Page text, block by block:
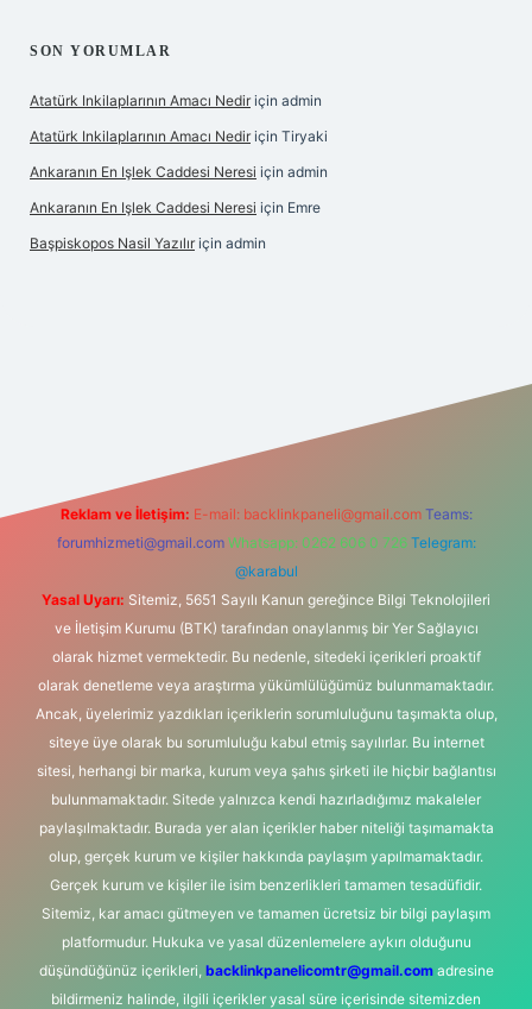
SON YORUMLAR
Atatürk Inkilaplarının Amacı Nedir için admin
Atatürk Inkilaplarının Amacı Nedir için Tiryaki
Ankaranın En Işlek Caddesi Neresi için admin
Ankaranın En Işlek Caddesi Neresi için Emre
Başpiskopos Nasil Yazılır için admin
Reklam ve İletişim: E-mail: backlinkpaneli@gmail.com Teams:
forumhizmeti@gmail.com Whatsapp: 0262 606 0 726 Telegram:
@karabul
Yasal Uyarı: Sitemiz, 5651 Sayılı Kanun gereğince Bilgi Teknolojileri
ve İletişim Kurumu (BTK) tarafından onaylanmış bir Yer Sağlayıcı
olarak hizmet vermektedir. Bu nedenle, sitedeki içerikleri proaktif
olarak denetleme veya araştırma yükümlülüğümüz bulunmamaktadır.
Ancak, üyelerimiz yazdıkları içeriklerin sorumluluğunu taşımakta olup,
siteye üye olarak bu sorumluluğu kabul etmiş sayılırlar. Bu internet
sitesi, herhangi bir marka, kurum veya şahıs şirketi ile hiçbir bağlantısı
bulunmamaktadır. Sitede yalnızca kendi hazırladığımız makaleler
paylaşılmaktadır. Burada yer alan içerikler haber niteliği taşımamakta
olup, gerçek kurum ve kişiler hakkında paylaşım yapılmamaktadır.
Gerçek kurum ve kişiler ile isim benzerlikleri tamamen tesadüfidir.
Sitemiz, kar amacı gütmeyen ve tamamen ücretsiz bir bilgi paylaşım
platformudur. Hukuka ve yasal düzenlemelere aykırı olduğunu
düşündüğünüz içerikleri, backlinkpanelicomtr@gmail.comadresine
bildirmeniz halinde, ilgili içerikler yasal süre içerisinde sitemizden